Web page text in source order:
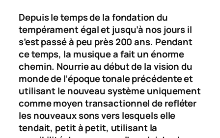
Depuis le temps de la fondation du
tempérament égal et jusqu’à nos jours il
s’est passé à peu près 200 ans. Pendant
ce temps, la musique a fait un énorme
chemin. Nourrie au début de la vision du
monde de l’époque tonale précédente et
utilisant le nouveau système uniquement
comme moyen transactionnel de refléter
les nouveaux sons vers lesquels elle
tendait, petit à petit, utilisant la